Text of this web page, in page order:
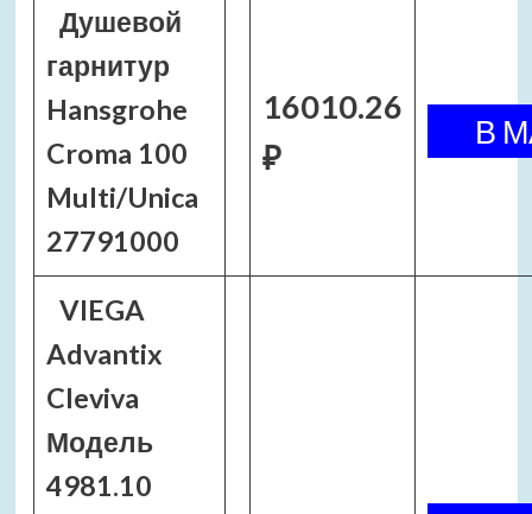
Душевой
гарнитур
Hansgrohe
Croma 100
Multi/Unica
27791000
16010.26
₽
VIEGA
Advantix
Cleviva
Модель
4981.10